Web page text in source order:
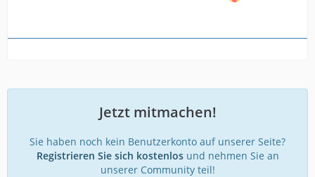
Jetzt mitmachen!
Sie haben noch kein Benutzerkonto auf unserer Seite?
Registrieren Sie sich kostenlosund nehmen Sie an
unserer Community teil!